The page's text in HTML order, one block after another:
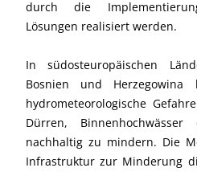
durch die
Lösungen realisiert werden.
In südosteuropäischen
Bosnien und Herzegowina
hydrometeorologische
Dürren, Binnenhochwässer
nachhaltig zu mindern. Die
Infrastruktur zur Minderung